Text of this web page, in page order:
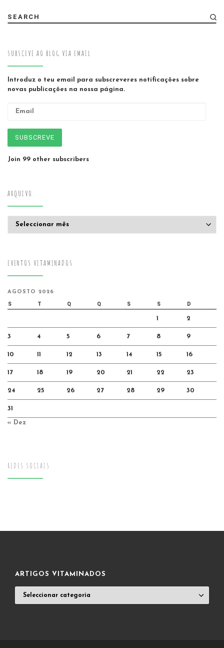
SEARCH
SUBSCEVE AO BLOG VIA EMAIL
Introduz o teu email para subscreveres notificações sobre
novas publicações na nossa página.
SUBSCREVE
Join 99 other subscribers
ARQUIVO
EVENTOS VITAMINADOS
AGOSTO 2026
S T Q Q S S D
1 2
3 4 5 6 7 8 9
10 11 12 13 14 15 16
17 18 19 20 21 22 23
24 25 26 27 28 29 30
31
« Dez
REDES SOCIAIS
ARTIGOS VITAMINADOS
VITAMINADOS